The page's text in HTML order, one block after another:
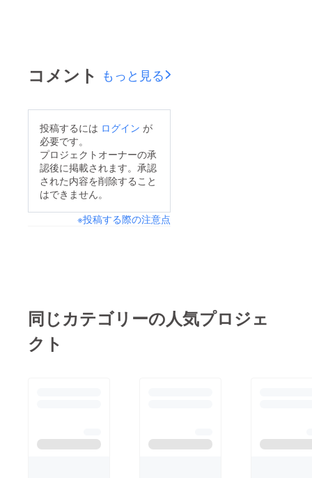
コメント もっと見る
投稿するには ログイン が
必要です。
プロジェクトオーナーの承
認後に掲載されます。承認
された内容を削除すること
はできません。
※投稿する際の注意点
同じカテゴリーの人気プロジェ
クト